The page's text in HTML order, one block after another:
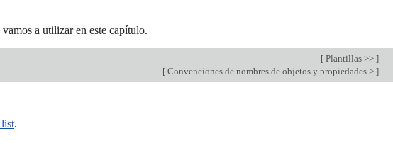
a utilizar en este capítulo.
[ Plantillas >> ]
[ Convenciones de nombres de objetos y propiedades > ]
.